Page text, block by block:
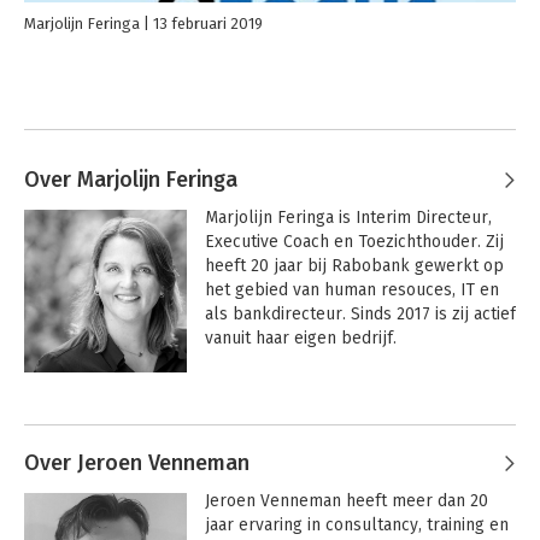
Marjolijn Feringa 13 februari 2019
Over Marjolijn Feringa
Marjolijn Feringa is Interim Directeur,
Executive Coach en Toezichthouder. Zij
heeft 20 jaar bij Rabobank gewerkt op
het gebied van human resouces, IT en
als bankdirecteur. Sinds 2017 is zij actief
vanuit haar eigen bedrijf.
klanttevredenheid. Rode draad is
komen tot meer werkplezier zodat
mensen en organisaties het beste uit
Over Jeroen Venneman
Jeroen Venneman heeft meer dan 20
jaar ervaring in consultancy, training en